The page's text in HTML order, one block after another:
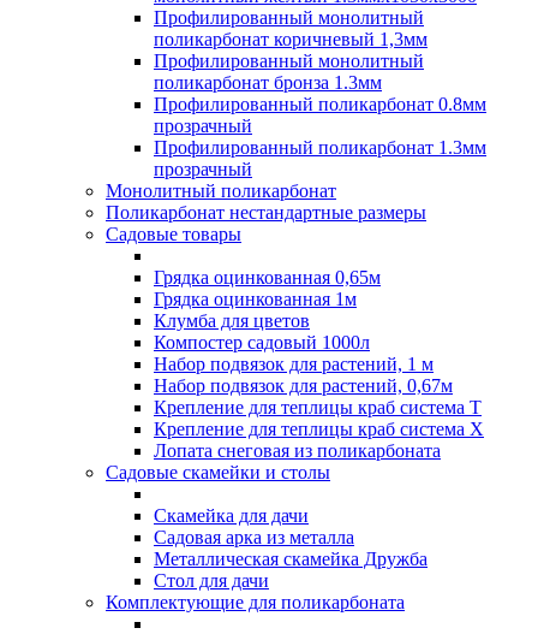
Профилированный монолитный
поликарбонат коричневый 1,3мм
Профилированный монолитный
поликарбонат бронза 1.3мм
Профилированный поликарбонат 0.8мм
прозрачный
Профилированный поликарбонат 1.3мм
прозрачный
Монолитный поликарбонат
Поликарбонат нестандартные размеры
Садовые товары
Грядка оцинкованная 0,65м
Грядка оцинкованная 1м
Клумба для цветов
Компостер садовый 1000л
Набор подвязок для растений, 1 м
Набор подвязок для растений, 0,67м
Крепление для теплицы краб система Т
Крепление для теплицы краб система Х
Лопата снеговая из поликарбоната
Садовые скамейки и столы
Скамейка для дачи
Садовая арка из металла
Металлическая скамейка Дружба
Стол для дачи
Комплектующие для поликарбоната